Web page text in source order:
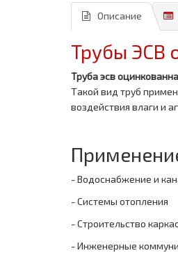
Описание
Трубы ЭСВ
Труба эсв
Такой вид труб
воздействия влаги и
- Водоснабжение и
- Системы отопления
- Строительство
- Инженерные